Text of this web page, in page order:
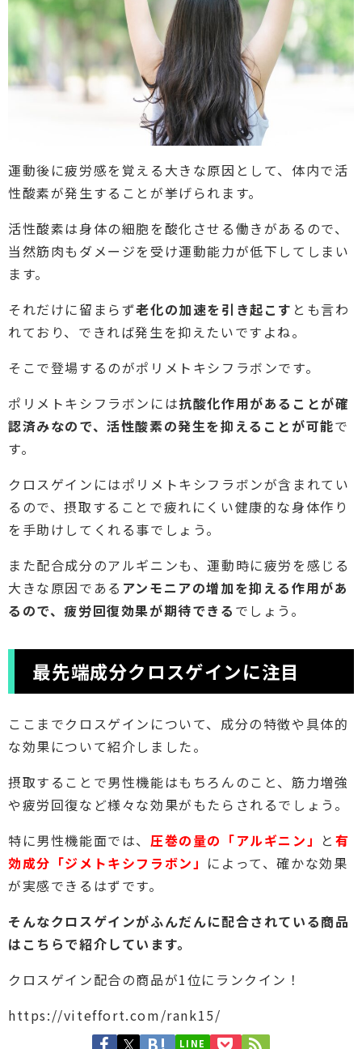
運動後に疲労感を覚える大きな原因として、体内で活
性酸素が発生することが挙げられます。
活性酸素は身体の細胞を酸化させる働きがあるので、
当然筋肉もダメージを受け運動能力が低下してしまい
ます。
それだけに留まらず老化の加速を引き起こす とも言わ
れており、できれば発生を抑えたいですよね。
そこで登場するのがポリメトキシフラボンです。
ポリメトキシフラボンには抗酸化作用があることが確
認済みなので、活性酸素の発生を抑えることが可能で
す。
クロスゲインにはポリメトキシフラボンが含まれてい
るので、摂取することで疲れにくい健康的な身体作り
を手助けしてくれる事でしょう。
また配合成分のアルギニンも、運動時に疲労を感じる
大きな原因である アンモニアの増加を抑える作用があ
るので、疲労回復効果が期待できる でしょう。
最先端成分クロスゲインに注目
ここまでクロスゲインについて、成分の特徴や具体的
な効果について紹介しました。
摂取することで男性機能はもちろんのこと、筋力増強
や疲労回復など様々な効果がもたらされるでしょう。
特に男性機能面では、 圧巻の量の「アルギニン」 と 有
効成分「ジメトキシフラボン」 によって、確かな効果
が実感できるはずです。
そんなクロスゲインがふんだんに配合されている商品
はこちらで紹介しています。
クロスゲイン配合の商品が1位にランクイン！
https://viteffort.com/rank15/
LINE